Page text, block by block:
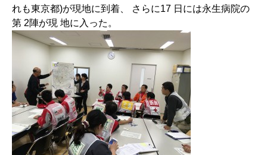
れも東京都)が現地に到着、 さらに17 日には永生病院の
第 2陣が現 地に入った。